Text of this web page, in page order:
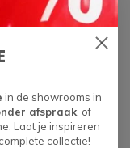
Basel -
€249,00
in de showrooms in
afspraak, of
Laat je inspireren
collectie!